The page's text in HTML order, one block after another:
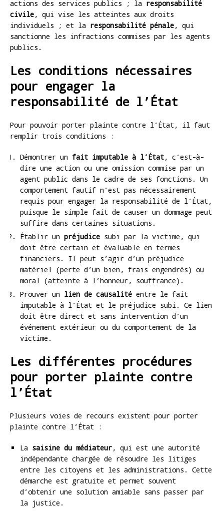
actions des services publics ; la responsabilité
civile, qui vise les atteintes aux droits
individuels ; et la responsabilité pénale, qui
sanctionne les infractions commises par les agents
publics.
Les conditions nécessaires
pour engager la
responsabilité de l’État
Pour pouvoir porter plainte contre l’État, il faut
remplir trois conditions :
Démontrer un fait imputable à l’État, c’est-à-
dire une action ou une omission commise par un
agent public dans le cadre de ses fonctions. Un
comportement fautif n’est pas nécessairement
requis pour engager la responsabilité de l’État,
puisque le simple fait de causer un dommage peut
suffire dans certaines situations.
Établir un préjudice subi par la victime, qui
doit être certain et évaluable en termes
financiers. Il peut s’agir d’un préjudice
matériel (perte d’un bien, frais engendrés) ou
moral (atteinte à l’honneur, souffrance).
Prouver un lien de causalité entre le fait
imputable à l’État et le préjudice subi. Ce lien
doit être direct et sans intervention d’un
événement extérieur ou du comportement de la
victime.
Les différentes procédures
pour porter plainte contre
l’État
Plusieurs voies de recours existent pour porter
plainte contre l’État :
La saisine du médiateur, qui est une autorité
indépendante chargée de résoudre les litiges
entre les citoyens et les administrations. Cette
démarche est gratuite et permet souvent
d’obtenir une solution amiable sans passer par
la justice.